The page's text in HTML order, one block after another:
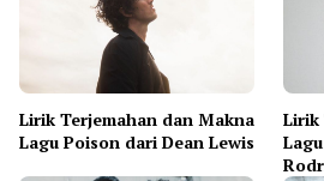
Lirik Terjemahan dan Makna
Lagu Poison dari Dean Lewis
Lirik